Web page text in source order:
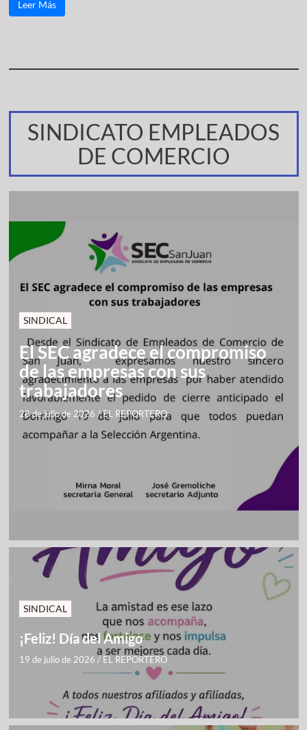
Leer Más
SINDICATO EMPLEADOS
DE COMERCIO
SINDICAL
El SEC agradece el compromiso
de las empresas con sus
trabajadores
28 de julio de 2026 /EL REPORTERO
SINDICAL
¡Feliz! Día del Amigo
19 de julio de 2026 / EL REPORTERO